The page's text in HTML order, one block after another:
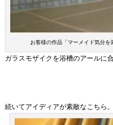
お客様の作品「マーメイド気分を
ガラスモザイクを浴槽のアールに
続いてアイディアが素敵なこちら。